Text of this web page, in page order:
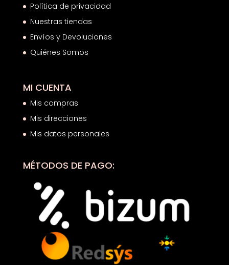
Política de privacidad
Nuestras tiendas
Envíos y Devoluciones
Quiénes Somos
MI CUENTA
Mis compras
Mis direcciones
Mis datos personales
MÉTODOS DE PAGO: